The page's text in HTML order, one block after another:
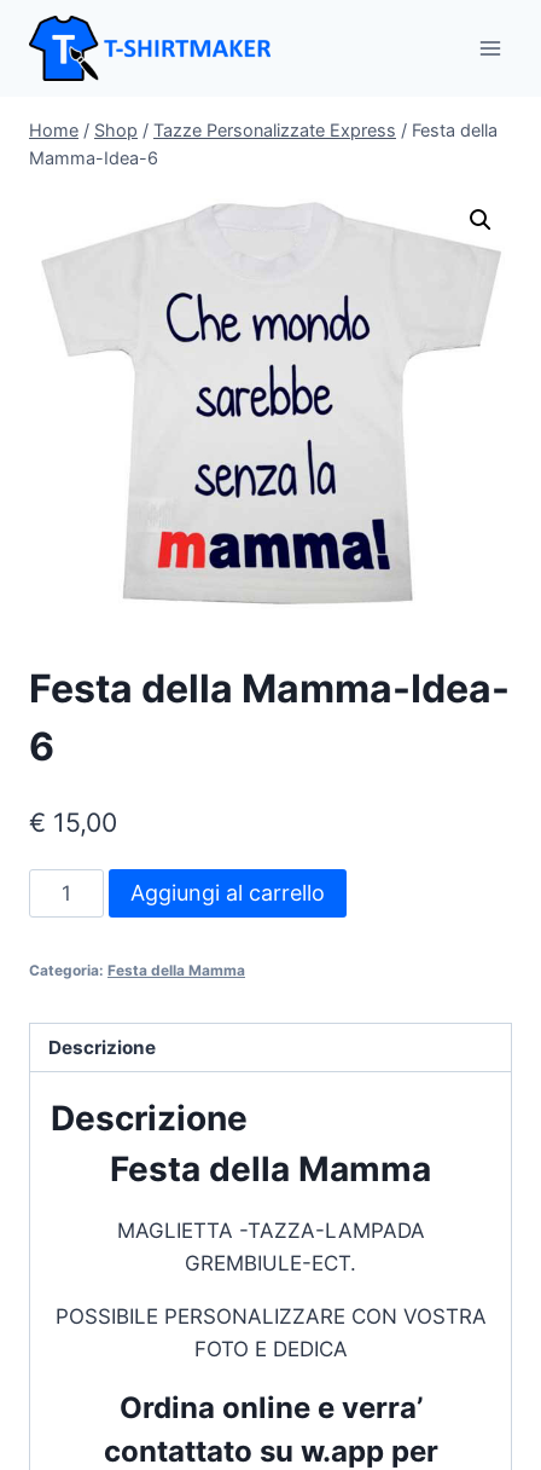
Salta
contenuto
Home / Shop / Tazze Personalizzate Express / Festa della
Mamma-Idea-6
Festa della Mamma-Idea-
6
€ 15,00
Festa
della
Idea-
quantità
Aggiungi al carrello
Categoria: Festa della Mamma
Descrizione
Descrizione
Festa della Mamma
MAGLIETTA -TAZZA-LAMPADA
GREMBIULE-ECT.
POSSIBILE PERSONALIZZARE CON VOSTRA
FOTO E DEDICA
Ordina online e verra’
contattato su w.app per